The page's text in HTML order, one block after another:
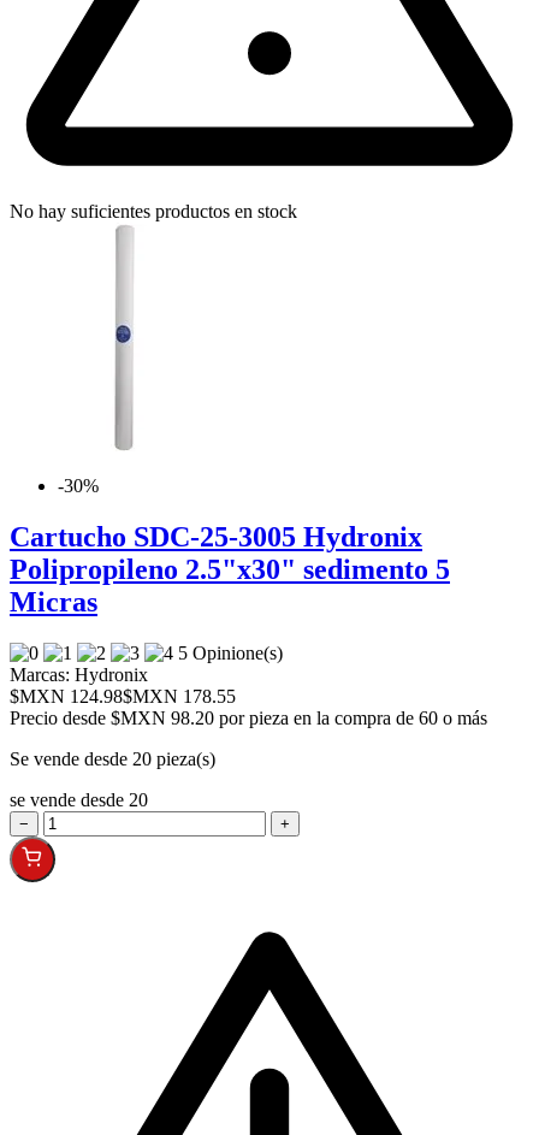
No hay suficientes productos en stock
-30%
Cartucho SDC-25-3005 Hydronix
Polipropileno 2.5"x30" sedimento 5
Micras
5 Opinione(s)
Marcas: Hydronix
$MXN 124.98$MXN 178.55
Precio desde $MXN 98.20 por pieza en la compra de 60 o más
Se vende desde 20 pieza(s)
se vende desde 20
− +